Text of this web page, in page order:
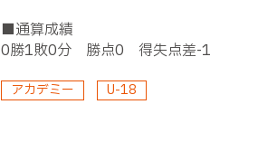
■通算成績
0勝1敗0分 勝点0 得失点差-1
アカデミー U-18